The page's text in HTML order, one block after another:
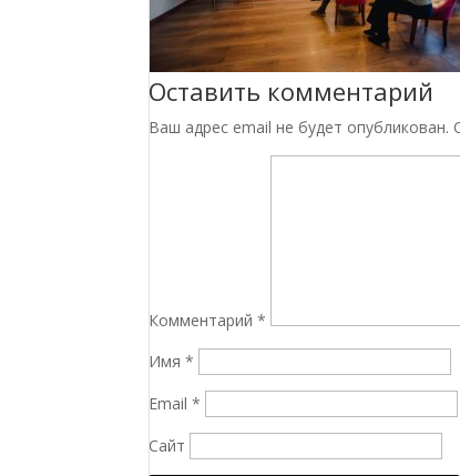
Оставить комментарий
Ваш адрес email не будет опубликован.
Комментарий*
Имя*
Email*
Сайт